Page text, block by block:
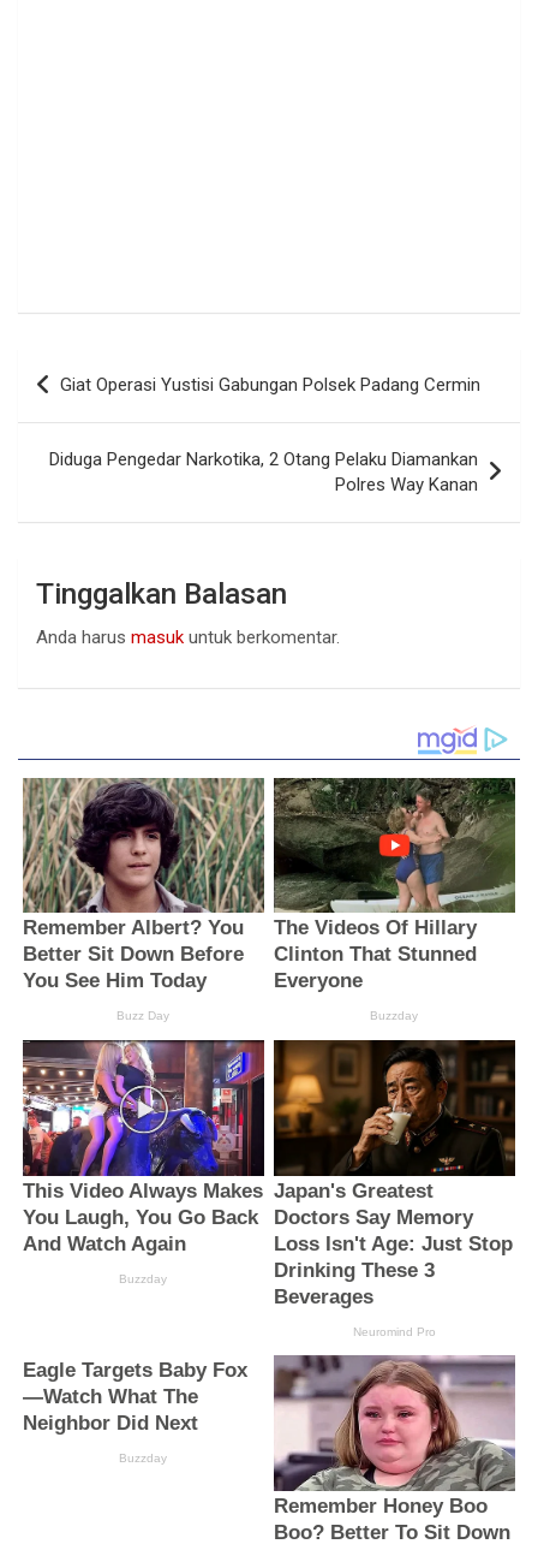
Navigasi
pos
Giat Operasi Yustisi Gabungan Polsek Padang Cermin
Diduga Pengedar Narkotika, 2 Otang Pelaku Diamankan
Polres Way Kanan
Tinggalkan Balasan
Anda harus masuk untuk berkomentar.